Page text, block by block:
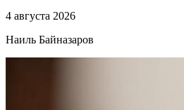
4 августа 2026
Наиль Байназаров